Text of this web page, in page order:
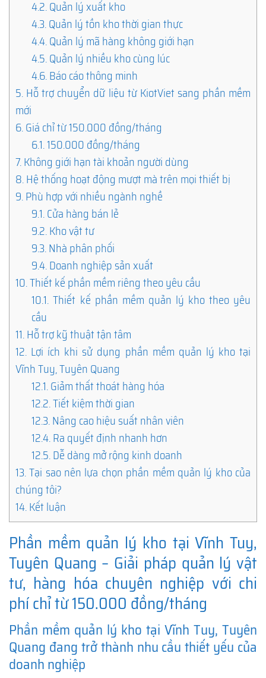
4.2.Quản lý xuất kho
4.3.Quản lý tồn kho thời gian thực
4.4.Quản lý mã hàng không giới hạn
4.5.Quản lý nhiều kho cùng lúc
4.6.Báo cáo thông minh
5. Hỗ trợ chuyển dữ liệu từ KiotViet sang phần mềm
mới
6.Giá chỉ từ 150.000 đồng/tháng
6.1.150.000 đồng/tháng
7.Không giới hạn tài khoản người dùng
8.Hệ thống hoạt động mượt mà trên mọi thiết bị
9.Phù hợp với nhiều ngành nghề
9.1.Cửa hàng bán lẻ
9.2.Kho vật tư
9.3.Nhà phân phối
9.4.Doanh nghiệp sản xuất
10.Thiết kế phần mềm riêng theo yêu cầu
10.1. Thiết kế phần mềm quản lý kho theo yêu
cầu
11.Hỗ trợ kỹ thuật tận tâm
12. Lợi ích khi sử dụng phần mềm quản lý kho tại
Vĩnh Tuy, Tuyên Quang
12.1.Giảm thất thoát hàng hóa
12.2.Tiết kiệm thời gian
12.3.Nâng cao hiệu suất nhân viên
12.4.Ra quyết định nhanh hơn
12.5.Dễ dàng mở rộng kinh doanh
13.Tại sao nên lựa chọn phần mềm quản lý kho của
chúng tôi?
14.Kết luận
Phần mềm quản lý kho tại Vĩnh Tuy,
Tuyên Quang – Giải pháp quản lý vật
tư, hàng hóa chuyên nghiệp với chi
phí chỉ từ 150.000 đồng/tháng
Phần mềm quản lý kho tại Vĩnh Tuy, Tuyên
Quang đang trở thành nhu cầu thiết yếu của
doanh nghiệp